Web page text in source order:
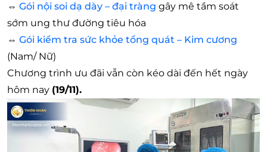
⇔ Gói nội soi dạ dày – đại tràng gây mê tầm soát
sớm ung thư đường tiêu hóa
⇔ Gói kiểm tra sức khỏe tổng quát – Kim cương
(Nam/ Nữ)
Chương trình ưu đãi vẫn còn kéo dài đến hết ngày
hôm nay (19/11).